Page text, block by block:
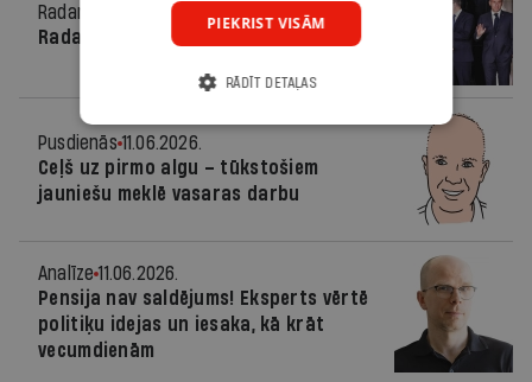
Radars
11.06.2026.
Radars pasaulē
Pusdienās 11.06.2026.
Ceļš uz pirmo algu – tūkstošiem
jauniešu meklē vasaras darbu
Analīze 11.06.2026.
Pensija nav saldējums! Eksperts vērtē
politiķu idejas un iesaka, kā krāt
vecumdienām
PIEKRIST VISĀM
RĀDĪT DETAĻAS